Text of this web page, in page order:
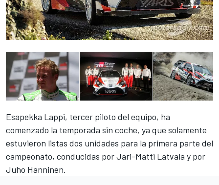
Esapekka Lappi, tercer piloto del equipo, ha
comenzado la temporada sin coche, ya que solamente
estuvieron listas dos unidades para la primera parte del
campeonato, conducidas porJari-Matti Latvala y por
Juho Hanninen.